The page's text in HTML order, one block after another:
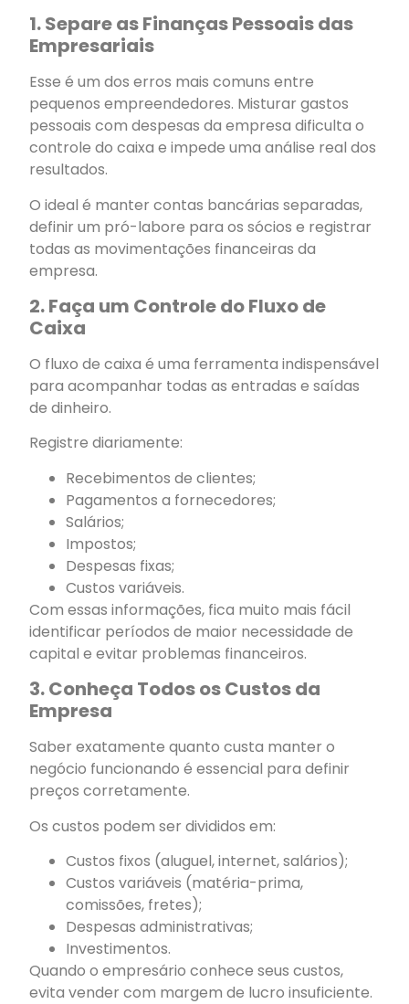
1. Separe as Finanças Pessoais das
Empresariais
Esse é um dos erros mais comuns entre
pequenos empreendedores. Misturar gastos
pessoais com despesas da empresa dificulta o
controle do caixa e impede uma análise real dos
resultados.
O ideal é manter contas bancárias separadas,
definir um pró-labore para os sócios e registrar
todas as movimentações financeiras da
empresa.
2. Faça um Controle do Fluxo de
Caixa
O fluxo de caixa é uma ferramenta indispensável
para acompanhar todas as entradas e saídas
de dinheiro.
Registre diariamente:
Recebimentos de clientes;
Pagamentos a fornecedores;
Salários;
Impostos;
Despesas fixas;
Custos variáveis.
Com essas informações, fica muito mais fácil
identificar períodos de maior necessidade de
capital e evitar problemas financeiros.
3. Conheça Todos os Custos da
Empresa
Saber exatamente quanto custa manter o
negócio funcionando é essencial para definir
preços corretamente.
Os custos podem ser divididos em:
Custos fixos (aluguel, internet, salários);
Custos variáveis (matéria-prima,
comissões, fretes);
Despesas administrativas;
Investimentos.
Quando o empresário conhece seus custos,
evita vender com margem de lucro insuficiente.